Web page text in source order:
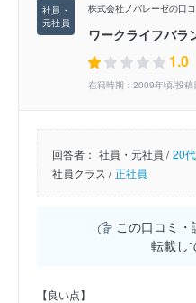
株式会社ノバレーゼの口
ワークライフバラ
1.0
在籍時期：2009年頃/投
回答者： 社員・元社員 / 20
社員クラス / 正社員
この口コミ・
転載し
【良い点】